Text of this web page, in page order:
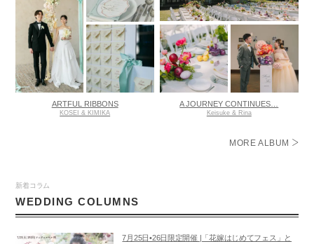
ARTFUL RIBBONS
KOSEI & KIMIKA
A JOURNEY CONTINUES…
Keisuke & Rina
MORE ALBUM
新着コラム
WEDDING COLUMNS
7月25日•26日限定開催 |「花嫁はじめてフェス」と